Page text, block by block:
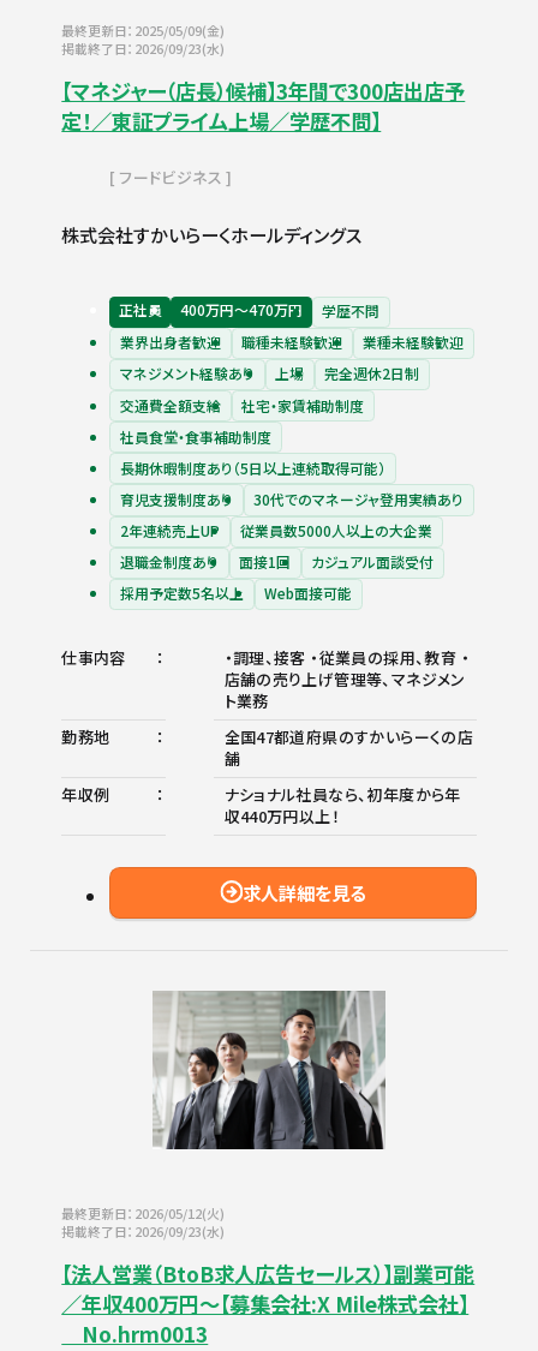
最終更新日：2025/05/09(金)
掲載終了日：2026/09/23(水)
【マネジャー（店長）候補】3年間で300店出店予
定！／東証プライム上場／学歴不問】
フードビジネス
株式会社すかいらーくホールディングス
正社員 400万円〜470万円
学歴不問
業界出身者歓迎
職種未経験歓迎
業種未経験歓迎
マネジメント経験あり
上場
完全週休2日制
交通費全額支給
社宅・家賃補助制度
社員食堂・食事補助制度
長期休暇制度あり（5日以上連続取得可能）
育児支援制度あり
30代でのマネージャ登用実績あり
2年連続売上UP
従業員数5000人以上の大企業
退職金制度あり
面接1回
カジュアル面談受付
採用予定数5名以上
Web面接可能
仕事内容
・調理、接客 ・従業員の採用、教育 ・
店舗の売り上げ管理等、マネジメン
ト業務
勤務地
全国47都道府県のすかいらーくの店
舗
年収例
ナショナル社員なら、初年度から年
収440万円以上！
求人詳細を見る
最終更新日：2026/05/12(火)
掲載終了日：2026/09/23(水)
【法人営業（BtoB求人広告セールス）】副業可能
／年収400万円～【募集会社:X Mile株式会社】
No.hrm0013